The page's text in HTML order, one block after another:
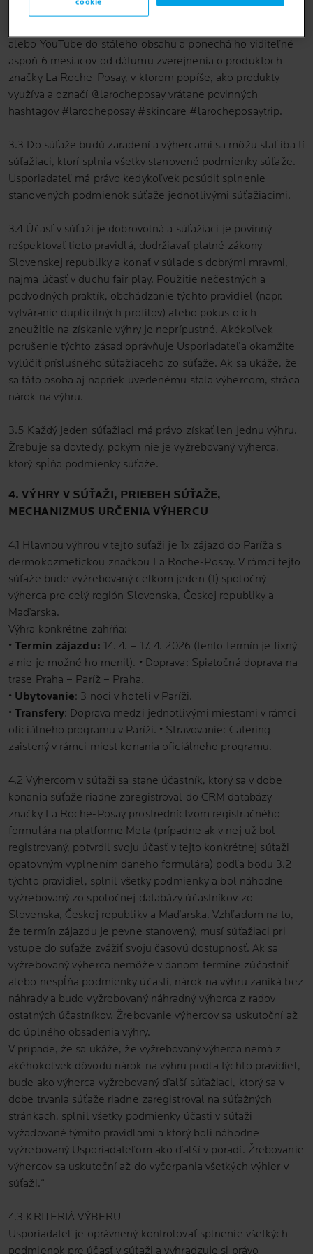
3.2 Súťažiaci sa do súťaže zapojí nasledujúcim spôsobom:
alebo YouTube do stáleho obsahu a ponechá ho viditeľné
aspoň 6 mesiacov od dátumu zverejnenia o produktoch
značky La Roche-Posay, v ktorom popíše, ako produkty
využíva a označí @larocheposay vrátane povinných
hashtagov #larocheposay #skincare #larocheposaytrip.
3.3 Do súťaže budú zaradení a výhercami sa môžu stať iba tí
súťažiaci, ktorí splnia všetky stanovené podmienky súťaže.
Usporiadateľ má právo kedykoľvek posúdiť splnenie
stanovených podmienok súťaže jednotlivými súťažiacimi.
3.4 Účasť v súťaži je dobrovolná a súťažiaci je povinný
rešpektovať tieto pravidlá, dodržiavať platné zákony
Slovenskej republiky a konať v súlade s dobrými mravmi,
najmä účasť v duchu fair play. Použitie nečestných a
podvodných praktík, obchádzanie týchto pravidiel (napr.
vytváranie duplicitných profilov) alebo pokus o ich
zneužitie na získanie výhry je neprípustné. Akékoľvek
porušenie týchto zásad oprávňuje Usporiadateľa okamžite
vylúčiť príslušného súťažiaceho zo súťaže. Ak sa ukáže, že
sa táto osoba aj napriek uvedenému stala výhercom, stráca
nárok na výhru.
3.5 Každý jeden súťažiaci má právo získať len jednu výhru.
Žrebuje sa dovtedy, pokým nie je vyžrebovaný výherca,
ktorý spĺňa podmienky súťaže.
4. VÝHRY V SÚŤAŽI, PRIEBEH SÚŤAŽE,
MECHANIZMUS URČENIA VÝHERCU
4.1 Hlavnou výhrou v tejto súťaži je 1x zájazd do Paríža s
dermokozmetickou značkou La Roche-Posay. V rámci tejto
súťaže bude vyžrebovaný celkom jeden (1) spoločný
výherca pre celý región Slovenska, Českej republiky a
Maďarska.
Výhra konkrétne zahŕňa:
•Termín zájazdu: 14. 4. – 17. 4. 2026 (tento termín je fixný
a nie je možné ho meniť). • Doprava: Spiatočná doprava na
trase Praha – Paríž – Praha.
• Ubytovanie: 3 noci v hoteli v Paríži.
•Transfery: Doprava medzi jednotlivými miestami v rámci
oficiálneho programu v Paríži. • Stravovanie: Catering
zaistený v rámci miest konania oficiálneho programu.
4.2 Výhercom v súťaži sa stane účastník, ktorý sa v dobe
konania súťaže riadne zaregistroval do CRM databázy
značky La Roche-Posay prostredníctvom registračného
formulára na platforme Meta (prípadne ak v nej už bol
registrovaný, potvrdil svoju účasť v tejto konkrétnej súťaži
opätovným vyplnením daného formulára) podľa bodu 3.2
týchto pravidiel, splnil všetky podmienky a bol náhodne
vyžrebovaný zo spoločnej databázy účastníkov zo
Slovenska, Českej republiky a Maďarska. Vzhľadom na to,
že termín zájazdu je pevne stanovený, musí súťažiaci pri
vstupe do súťaže zvážiť svoju časovú dostupnosť. Ak sa
vyžrebovaný výherca nemôže v danom termíne zúčastniť
alebo nespĺňa podmienky účasti, nárok na výhru zaniká bez
náhrady a bude vyžrebovaný náhradný výherca z radov
ostatných účastníkov. Žrebovanie výhercov sa uskutoční až
do úplného obsadenia výhry.
V prípade, že sa ukáže, že vyžrebovaný výherca nemá z
akéhokoľvek dôvodu nárok na výhru podľa týchto pravidiel,
bude ako výherca vyžrebovaný ďalší súťažiaci, ktorý sa v
dobe trvania súťaže riadne zaregistroval na súťažných
stránkach, splnil všetky podmienky účasti v súťaži
vyžadované týmito pravidlami a ktorý boli náhodne
vyžrebovaný Usporiadateľom ako ďalší v poradí. Žrebovanie
výhercov sa uskutoční až do vyčerpania všetkých výhier v
súťaži.“
4.3 KRITÉRIÁ VÝBERU
Usporiadateľ je oprávnený kontrolovať splnenie všetkých
podmienok pre účasť v súťaži a vyhradzuje si právo
cookie